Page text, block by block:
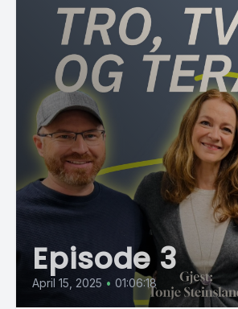
Episode 3
April 15, 2025 • 01:06:18